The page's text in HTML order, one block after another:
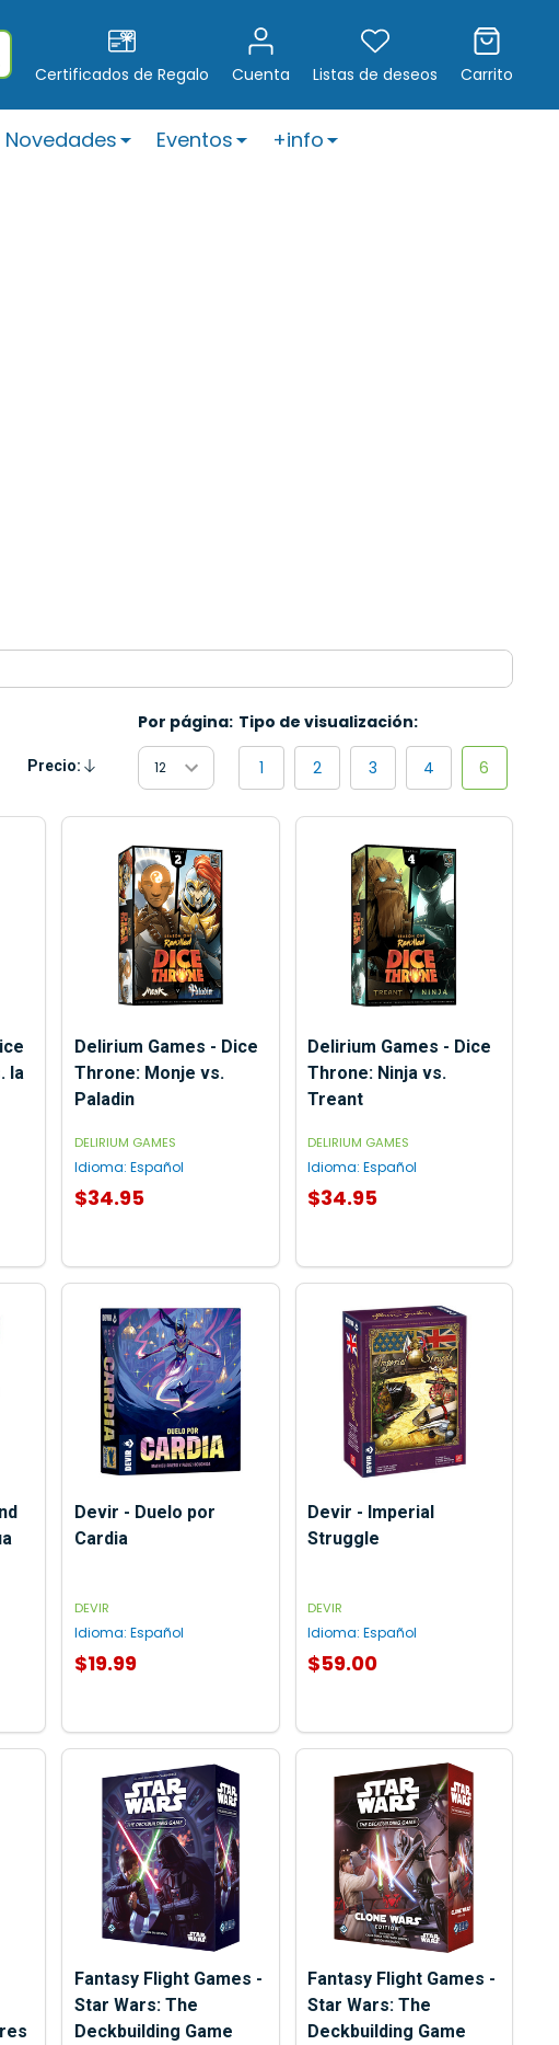
Certificados de Regalo Cuenta Listas de deseos Carrito
Novedades Eventos +info
Precio:
Descendente
Por página: Tipo de visualización:
1 2 3 4 6
la
Delirium Games - Dice
Throne: Monje vs.
Paladin
DELIRIUM GAMES
Idioma: Español
$34.95
Delirium Games - Dice
Throne: Ninja vs.
Treant
DELIRIUM GAMES
Idioma: Español
$34.95
Devir - Duelo por
Cardia
DEVIR
Idioma: Español
$19.99
Devir - Imperial
Struggle
DEVIR
Idioma: Español
$59.00
Fantasy Flight Games -
Star Wars: The
Deckbuilding Game
Fantasy Flight Games -
Star Wars: The
Deckbuilding Game